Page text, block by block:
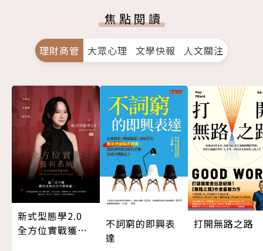
焦點閱讀
理財商管 大眾心理 文學快報 人文關注
新式型態學2.0
全方位實戰獲利
不詞窮的即興表
達
打開無路之路